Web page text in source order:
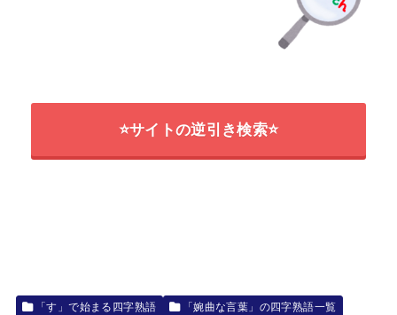
⭐サイトの逆引き検索⭐
「す」で始まる四字熟語
「婉曲な言葉」の四字熟語一覧